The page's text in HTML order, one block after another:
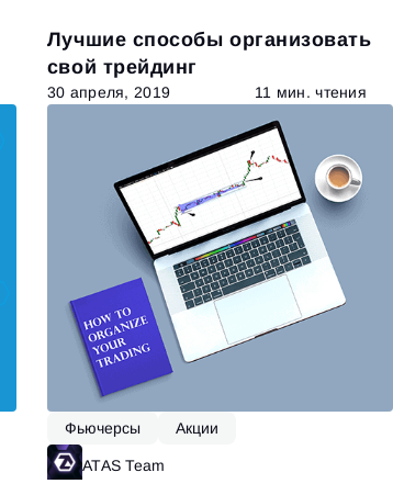
Лучшие способы организовать
свой трейдинг
30 апреля, 2019 11 мин. чтения
Фьючерсы Акции
ATAS Team